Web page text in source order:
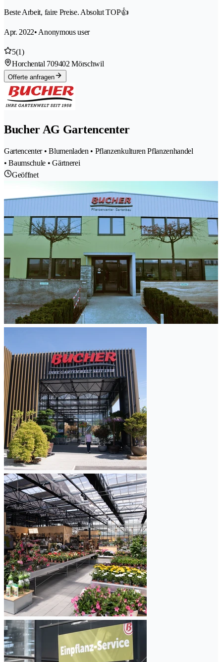
Beste Arbeit, faire Preise. Absolut TOP👍
Apr. 2022• Anonymous user
5(1)
Horchental 709402 Mörschwil
Offerte anfragen
Bucher AG Gartencenter
Gartencenter • Blumenladen • Pflanzenkulturen Pflanzenhandel
• Baumschule • Gärtnerei
Geöffnet